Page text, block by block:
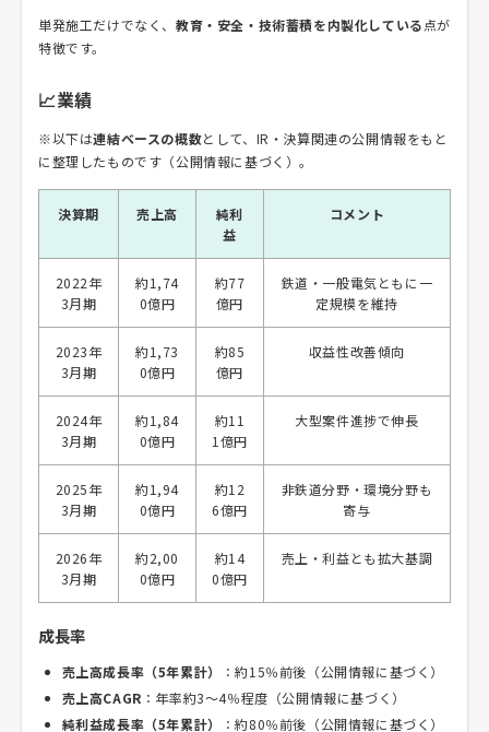
単発施工だけでなく、 教育・安全・技術蓄積を内製化している点が
特徴です。
📈業績
※以下は連結ベースの概数として、IR・決算関連の公開情報をもと
に整理したものです（公開情報に基づく）。
決算期 売上高
純利
益
コメント
2022年
3月期
約1,74
0億円
約77
億円
鉄道・一般電気ともに一
定規模を維持
2023年
3月期
約1,73
0億円
約85
億円
収益性改善傾向
2024年
3月期
約1,84
0億円
約11
1億円
大型案件進捗で伸長
2025年
3月期
約1,94
0億円
約12
6億円
非鉄道分野・環境分野も
寄与
2026年
3月期
約2,00
0億円
約14
0億円
売上・利益とも拡大基調
成長率
売上高成長率（5年累計）
：約15％前後（公開情報に基づく）
売上高CAGR ：年率約3～4％程度（公開情報に基づく）
純利益成長率（5年累計）
：約80％前後（公開情報に基づく）